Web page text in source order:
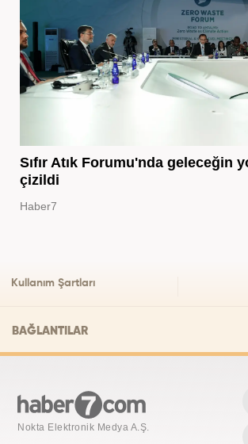
Sıfır Atık Forumu'nda geleceğin
çizildi
Haber7
Kullanım Şartları
BAĞLANTILAR
Nokta Elektronik Medya A.Ş.